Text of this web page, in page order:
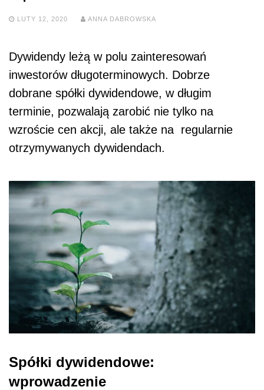
LUTY 12, 2020 ANNA DABROWSKA
Dywidendy leżą w polu zainteresowań
inwestorów długoterminowych. Dobrze
dobrane spółki dywidendowe, w długim
terminie, pozwalają zarobić nie tylko na
wzroście cen akcji, ale także na regularnie
otrzymywanych dywidendach.
Spółki dywidendowe:
wprowadzenie